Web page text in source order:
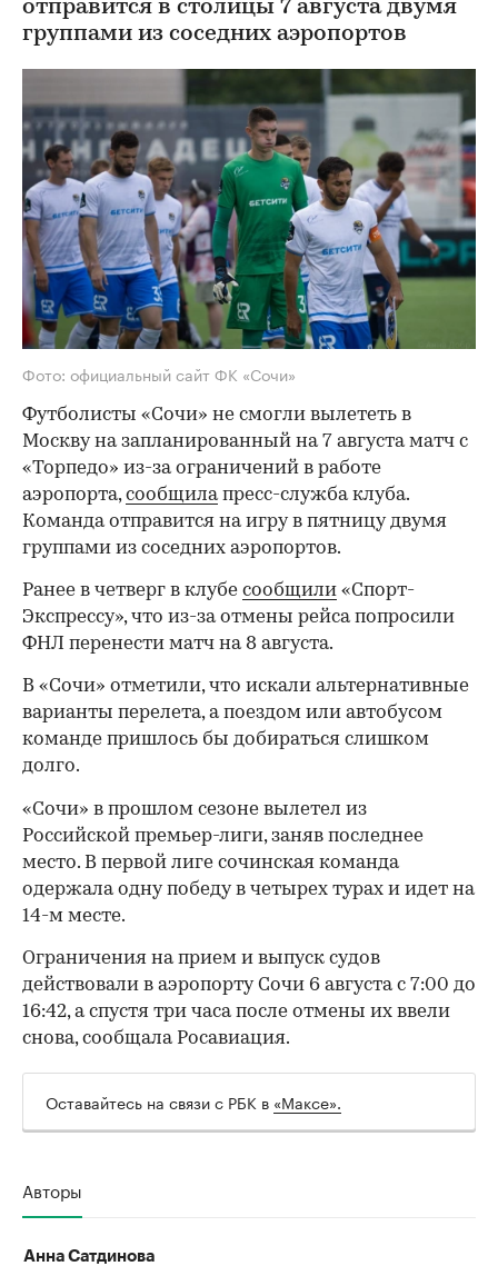
отправится в столицы 7 августа двумя
группами из соседних аэропортов
Фото: официальный сайт ФК «Сочи»
Футболисты «Сочи» не смогли вылететь в
Москву на запланированный на 7 августа матч с
«Торпедо» из-за ограничений в работе
аэропорта,сообщилапресс-служба клуба.
Команда отправится на игру в пятницу двумя
группами из соседних аэропортов.
Ранее в четверг в клубе сообщили «Спорт-
Экспрессу», что из-за отмены рейса попросили
ФНЛ перенести матч на 8 августа.
В «Сочи» отметили, что искали альтернативные
варианты перелета, а поездом или автобусом
команде пришлось бы добираться слишком
долго.
00:00
«Сочи» в прошлом сезоне вылетел из
Российской премьер-лиги, заняв последнее
место. В первой лиге сочинская команда
одержала одну победу в четырех турах и идет на
14-м месте.
Ограничения на прием и выпуск судов
действовали в аэропорту Сочи 6 августа с 7:00 до
16:42, а спустя три часа после отмены их ввели
снова, сообщала Росавиация.
Оставайтесь на связи с РБК в «Максе».
Авторы
Анна Сатдинова